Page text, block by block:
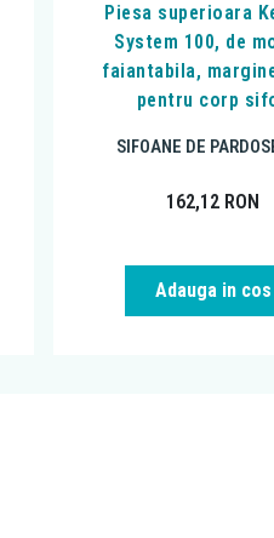
Piesa superioara
System 100, de
faiantabila,
pentru corp
SIFOANE DE
162,12 RON
Adauga in cos